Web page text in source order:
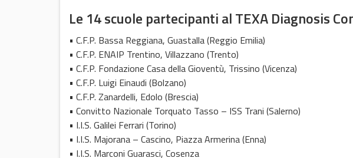
Le 14 scuole partecipanti al TEXA Diagnosis
• C.F.P. Bassa Reggiana, Guastalla (Reggio Emilia)
• C.F.P. ENAIP Trentino, Villazzano (Trento)
• C.F.P. Fondazione Casa della Gioventù, Trissino (Vicenza)
• C.F.P. Luigi Einaudi (Bolzano)
• C.F.P. Zanardelli, Edolo (Brescia)
• Convitto Nazionale Torquato Tasso – ISS Trani (Salerno)
• I.I.S. Galilei Ferrari (Torino)
• I.I.S. Majorana – Cascino, Piazza Armerina (Enna)
• I.I.S. Marconi Guarasci, Cosenza